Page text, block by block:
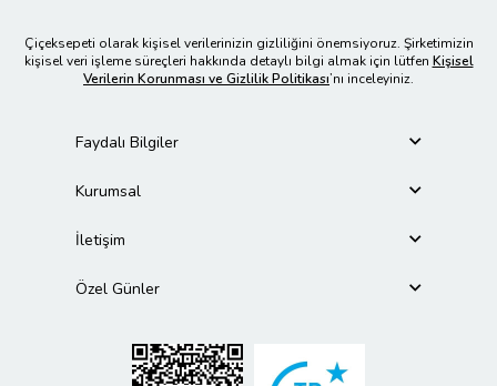
Çiçeksepeti olarak kişisel verilerinizin gizliliğini önemsiyoruz. Şirketimizin
kişisel veri işleme süreçleri hakkında detaylı bilgi almak için lütfen Kişisel
Verilerin Korunması ve Gizlilik Politikası’nı inceleyiniz.
Faydalı Bilgiler
Kurumsal
İletişim
Özel Günler